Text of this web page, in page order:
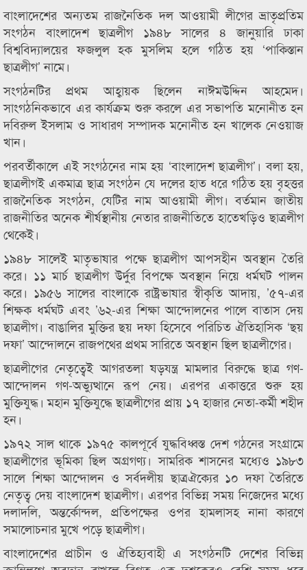
বাংলাদেশের অন্যতম রাজনৈতিক দল আওয়ামী লীগের ভ্রাতৃপ্রতিম
সংগঠন বাংলাদেশ ছাত্রলীগ ১৯৪৮ সালের ৪ জানুয়ারি ঢাকা
বিশ্ববিদ্যালয়ের ফজলুল হক মুসলিম হলে গঠিত হয় ‘পাকিস্তান
ছাত্রলীগ’ নামে।
সংগঠনটির প্রথম আহ্বায়ক ছিলেন নাঈমউদ্দিন আহমেদ।
সাংগঠনিকভাবে এর কার্যক্রম শুরু করলে এর সভাপতি মনোনীত হন
দবিরুল ইসলাম ও সাধারণ সম্পাদক মনোনীত হন খালেক নেওয়াজ
খান।
পরবর্তীকালে এই সংগঠনের নাম হয় ‘বাংলাদেশ ছাত্রলীগ’। বলা হয়,
ছাত্রলীগই একমাত্র ছাত্র সংগঠন যে দলের হাত ধরে গঠিত হয় বৃহত্তর
রাজনৈতিক সংগঠন, যেটির নাম আওয়ামী লীগ। বর্তমান জাতীয়
রাজনীতির অনেক শীর্ষস্থানীয় নেতার রাজনীতিতে হাতেখড়িও ছাত্রলীগ
থেকেই।
১৯৪৮ সালেই মাতৃভাষার পক্ষে ছাত্রলীগ আপসহীন অবস্থান তৈরি
করে। ১১ মার্চ ছাত্রলীগ উর্দুর বিপক্ষে অবস্থান নিয়ে ধর্মঘট পালন
করে। ১৯৫৬ সালের বাংলাকে রাষ্ট্রভাষার স্বীকৃতি আদায়, ’৫৭-এর
শিক্ষক ধর্মঘট এবং ’৬২-এর শিক্ষা আন্দোলনের পালে বাতাস দেয়
ছাত্রলীগ। বাঙালির মুক্তির ছয় দফা হিসেবে পরিচিত ঐতিহাসিক ‘ছয়
দফা’ আন্দোলনে রাজপথের প্রথম সারিতে অবস্থান ছিল ছাত্রলীগের।
ছাত্রলীগের নেতৃত্বেই আগরতলা ষড়যন্ত্র মামলার বিরুদ্ধে ছাত্র গণ-
আন্দোলন গণ-অভ্যুত্থানে রূপ নেয়। এরপর একাত্তরে শুরু হয়
মুক্তিযুদ্ধ। মহান মুক্তিযুদ্ধে ছাত্রলীগের প্রায় ১৭ হাজার নেতা-কর্মী শহীদ
হন।
১৯৭২ সাল থাকে ১৯৭৫ কালপূর্বে যুদ্ধবিধ্বস্ত দেশ গঠনের সংগ্রামে
ছাত্রলীগের ভূমিকা ছিল অগ্রগণ্য। সামরিক শাসনের মধ্যেও ১৯৮৩
সালে শিক্ষা আন্দোলন ও সর্বদলীয় ছাত্রঐক্যের ১০ দফা তৈরিতে
নেতৃত্ব দেয় বাংলাদেশ ছাত্রলীগ। এরপর বিভিন্ন সময় নিজেদের মধ্যে
দলাদলি, অন্তর্কোন্দল, প্রতিপক্ষের ওপর হামলাসহ নানা কারণে
সমালোচনার মুখে পড়ে ছাত্রলীগ।
বাংলাদেশের প্রাচীন ও ঐতিহ্যবাহী এ সংগঠনটি দেশের বিভিন্ন